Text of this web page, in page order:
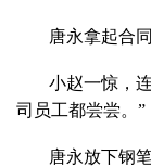
唐永拿起合
小赵一惊，
司员工都尝尝。”
唐永放下钢